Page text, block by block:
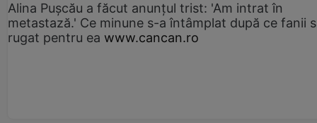
Alina Pușcău a făcut anunțul trist: 'Am intrat în
metastază.' Ce minune s-a întâmplat după ce fanii
rugat pentru ea www.cancan.ro